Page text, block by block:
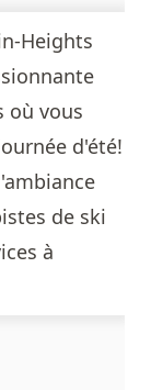
Heights
où vous
d'été!
de ski
à